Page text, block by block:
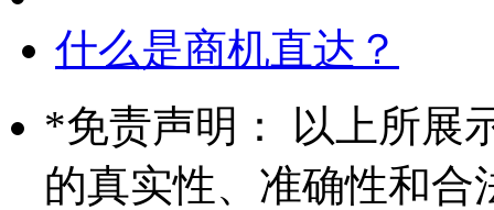
什么是商机直达？
*免责声明： 以上所展
的真实性、准确性和合